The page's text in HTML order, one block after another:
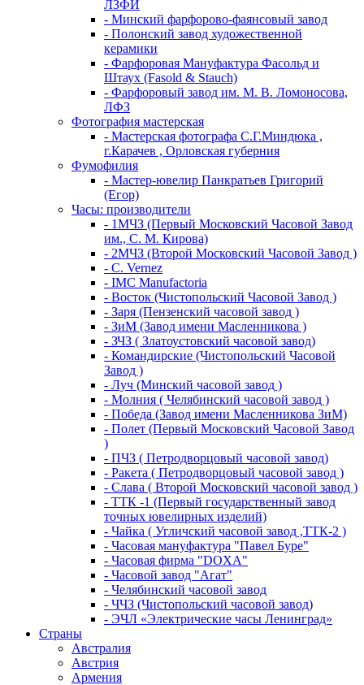
ЛЗФИ
- Минский фарфорово-фаянсовый завод
- Полонский завод художественной
керамики
- Фарфоровая Мануфактура Фасольд и
Штаух (Fasold & Stauch)
- Фарфоровый завод им. М. В. Ломоносова,
ЛФЗ
Фотография мастерская
- Мастерская фотографа С.Г.Миндюка ,
г.Карачев , Орловская губерния
Фумофилия
- Мастер-ювелир Панкратьев Григорий
(Егор)
Часы: производители
- 1МЧЗ (Первый Московский Часовой Завод
им., С. М. Кирова)
- 2МЧЗ (Второй Московский Часовой Завод )
- C. Vernez
- IMC Manufactoria
- Восток (Чистопольский Часовой Завод )
- Заря (Пензенский часовой завод )
- ЗиМ (Завод имени Масленникова )
- ЗЧЗ ( Златоустовский часовой завод)
- Командирские (Чистопольский Часовой
Завод )
- Луч (Минский часовой завод )
- Молния ( Челябинский часовой завод )
- Победа (Завод имени Масленникова ЗиМ)
- Полет (Первый Московский Часовой Завод
)
- ПЧЗ ( Петродворцовый часовой завод)
- Ракета ( Петродворцовый часовой завод )
- Слава ( Второй Московский часовой завод )
- ТТК -1 (Первый государственный завод
точных ювелирных изделий)
- Чайка ( Угличский часовой завод ,ТТК-2 )
- Часовая мануфактура "Павел Буре"
- Часовая фирма "DOXA"
- Часовой завод "Агат"
- Челябинский часовой завод
- ЧЧЗ (Чистопольский часовой завод)
- ЭЧЛ «Электрические часы Ленинград»
Страны
Австралия
Австрия
Армения